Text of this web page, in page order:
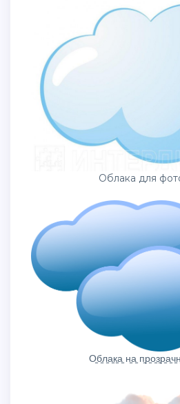
Облака для
О̠б̠л̠а̠к̠а̠ н̠а̠